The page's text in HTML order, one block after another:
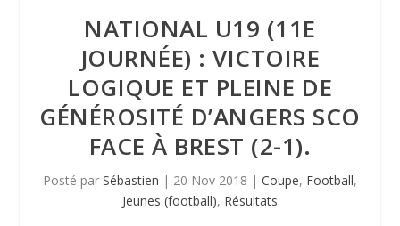
NATIONAL U19 (11E
JOURNÉE) : VICTOIRE
LOGIQUE ET PLEINE DE
GÉNÉROSITÉ D’ANGERS SCO
FACE À BREST (2-1).
Posté par Sébastien | 20 Nov 2018 | Coupe, Football,
Jeunes (football), Résultats